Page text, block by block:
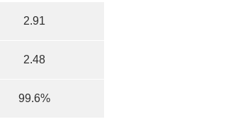
2.91
2.48
99.6%